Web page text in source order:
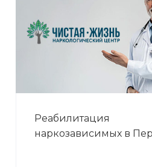
Реабилитация
наркозависимых в